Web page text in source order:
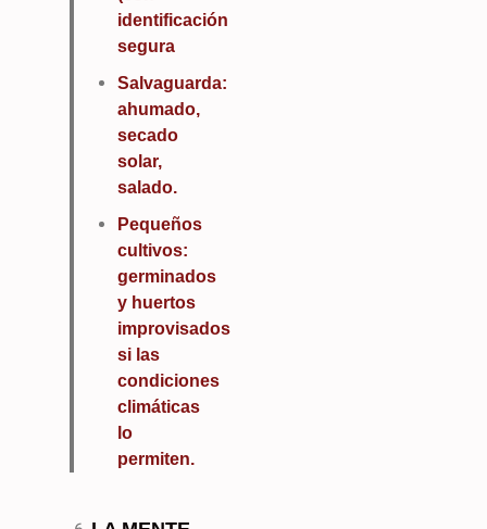
identificación
segura
Salvaguarda:
ahumado,
secado
solar,
salado.
Pequeños
cultivos:
germinados
y huertos
improvisados
si las
condiciones
climáticas
lo
permiten.